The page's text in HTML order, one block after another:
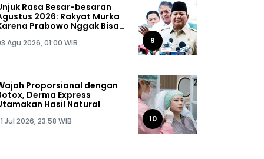
Rasa Besar-besaran
2026: Rakyat Murka
Prabowo Nggak Bisa
Agu 2026, 01:00 WIB 9
Proporsional dengan
Derma Express
Hasil Natural
Jul 2026, 23:58 WIB 10